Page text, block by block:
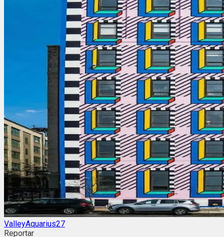
ValleyAquarius27
Reportar